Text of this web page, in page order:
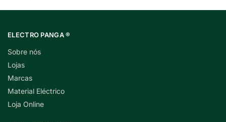
ELECTRO PANGA ®
Sobre nós
Lojas
Marcas
Material Eléctrico
Loja Online